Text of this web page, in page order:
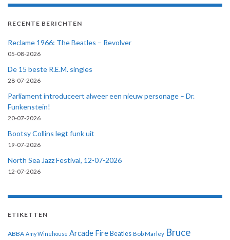
RECENTE BERICHTEN
Reclame 1966: The Beatles – Revolver
05-08-2026
De 15 beste R.E.M. singles
28-07-2026
Parliament introduceert alweer een nieuw personage – Dr.
Funkenstein!
20-07-2026
Bootsy Collins legt funk uit
19-07-2026
North Sea Jazz Festival, 12-07-2026
12-07-2026
ETIKETTEN
ABBA Amy Winehouse Arcade Fire Beatles Bob Marley Bruce